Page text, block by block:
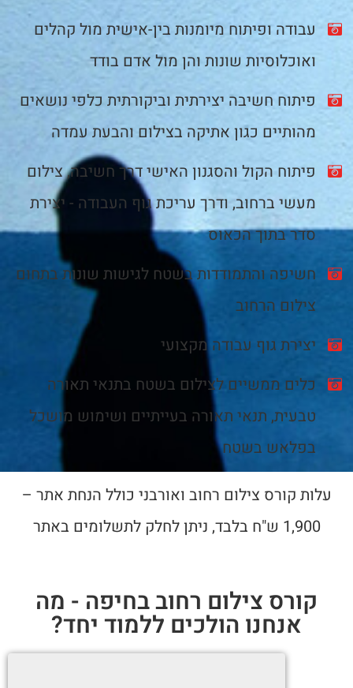
עבודה ופיתוח מיומנות בין-אישית מול קהלים
ואוכלוסיות שונות והן מול אדם בודד
פיתוח חשיבה יצירתית וביקורתית כלפי נושאים
מהותיים כגון אתיקה בצילום והבעת עמדה
פיתוח הקול והסגנון האישי דרך חשיבה, צילום
מעשי ברחוב, ודרך עריכת גוף העבודה - יצירת
סדר בתוך הכאוס
חשיפה והתמודדות בשטח לגישות שונות בתחום
צילום הרחוב
יצירת גוף עבודה מקצועי
כלים ממשיים לצילום בשטח בתנאי תאורה
טבעית, תנאי תאורה בעייתיים ושימוש מושכל
בפלאש בשטח
עלות קורס צילום רחוב ואורבני כולל הנחת אתר –
1,900 ש"ח בלבד, ניתן לחלק לתשלומים באתר
קורס צילום רחוב בחיפה - מה
אנחנו הולכים ללמוד יחד?